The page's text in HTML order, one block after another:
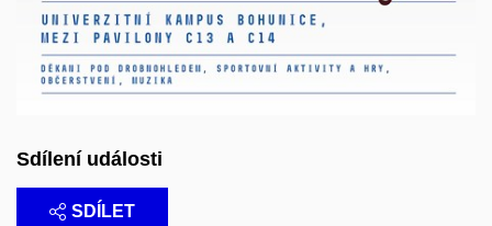
Sdílení události
SDÍLET